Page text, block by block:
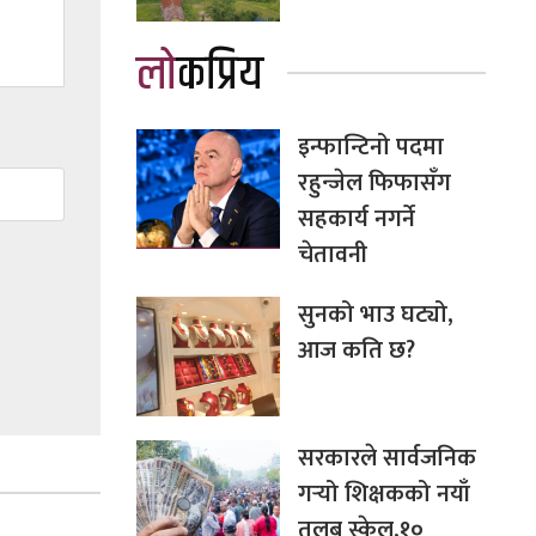
लोकप्रिय
इन्फान्टिनो पदमा
रहुन्जेल फिफासँग
सहकार्य नगर्ने
चेतावनी
सुनको भाउ घट्यो,
आज कति छ?
सरकारले सार्वजनिक
गर्‍यो शिक्षकको नयाँ